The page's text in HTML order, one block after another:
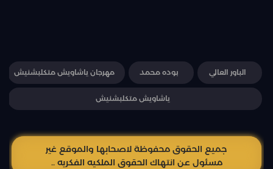
الباور العالي بوده محمد مهرجان ياشاويش متكلبشنيش
ياشاويش متكلبشنيش
جميع الحقوق محفوظة لاصحابها والموقع غير
مسئول عن انتهاك الحقوق الملكيه الفكريه ..